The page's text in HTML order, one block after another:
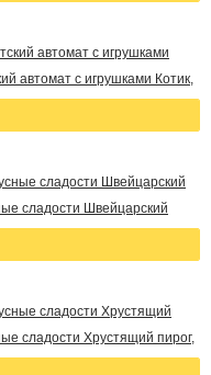
автомат с игрушками Котик,
сладости Швейцарский
сладости Хрустящий пирог,